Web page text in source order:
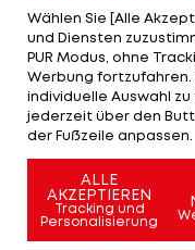
Boden
Hubschrauber ins
ersten Meldungen
in der Brust
soll keine bestehen.
Mehr zum
Wählen Sie [Alle
und Diensten
PUR Modus, ohne
Werbung fortzufahren.
individuelle Auswahl
jederzeit über den
der Fußzeile anpassen.
ALLE
AKZEPTIEREN
Tracking und
Personalisierung